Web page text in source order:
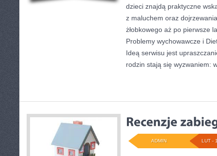
dzieci znajdą praktyczne
z maluchem oraz
żłobkowego aż po pierwsze
Problemy wychowawcze i
Ideą serwisu jest
rodzin stają się wyzwaniem:
LUT -
ADMIN